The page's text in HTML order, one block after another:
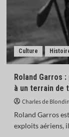
Culture
Roland Garros
à un terrain de
Charles de Blondin
Roland Garros
exploits aériens,